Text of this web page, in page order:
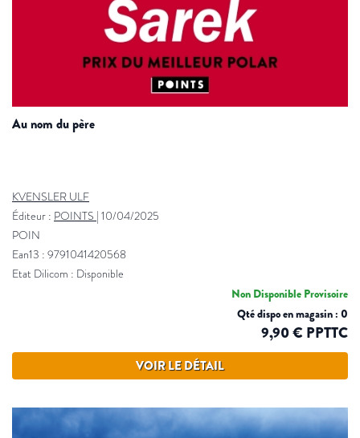
au nom du père
KVENSLER ULF
Éditeur : POINTS | 10/04/2025
POIN
Ean13 : 9791041420568
Etat Dilicom : Disponible
Non Disponible Provisoire
Qté dispo en magasin : 0
9,90 € PPTTC
VOIR LE DÉTAIL